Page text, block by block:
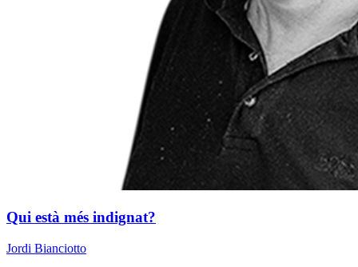
Qui està més indignat?
Jordi Bianciotto